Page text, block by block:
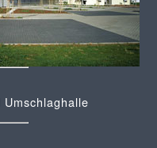
Umschlaghalle